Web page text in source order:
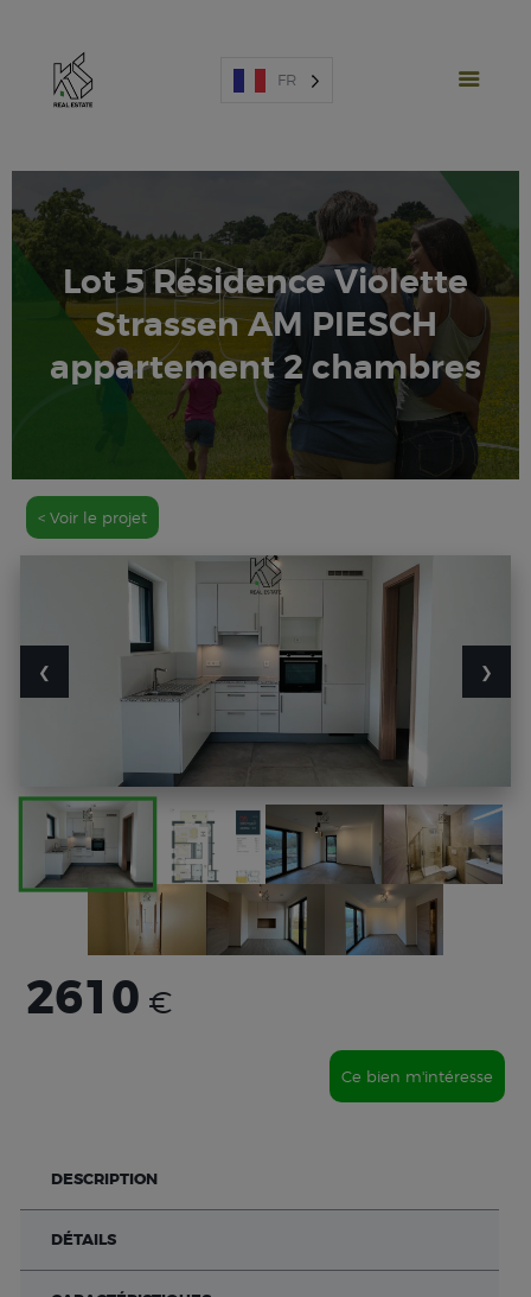
FR
Lot 5 Résidence Violette
Strassen AM PIESCH
appartement 2 chambres
PROJETS NEUFS
VENTE
LOCATION
ESPAGNE
A PROPOS
ESTIMATION
NOUS CONTACTER
< Voir le projet
❮ ❯
2610 €
Ce bien m'intéresse
DESCRIPTION
DÉTAILS